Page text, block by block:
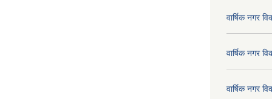
वार्षिक नगर
वार्षिक नगर
वार्षिक नगर